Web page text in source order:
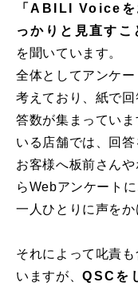
「ABILI Voiceを
っかりと見直すこ
を聞いています。
全体としてアンケ
考えており、紙で
答数が集まってい
いる店舗では、回
お客様へ板前さん
らWebアンケート
一人ひとりに声をか
それによって叱責
いますが、QSCを